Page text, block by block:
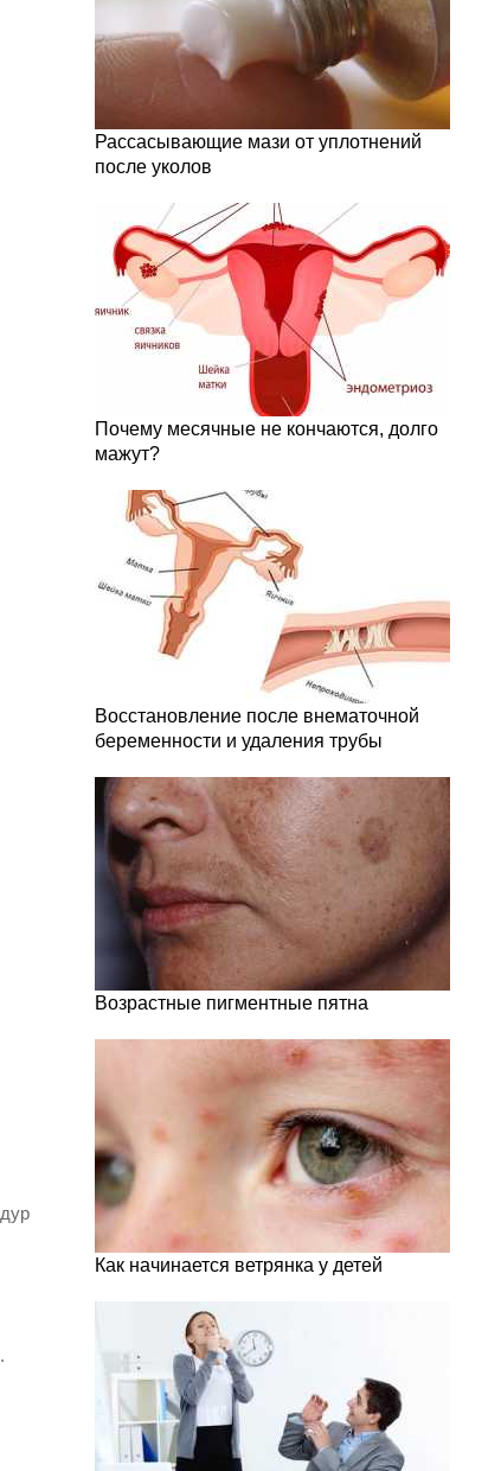
Рассасывающие мази от уплотнений
после уколов
Почему месячные не кончаются, долго
мажут?
Восстановление после внематочной
беременности и удаления трубы
Возрастные пигментные пятна
Как начинается ветрянка у детей